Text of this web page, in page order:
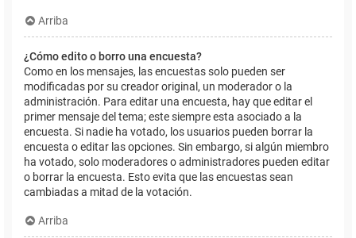
Arriba
¿Cómo edito o borro una encuesta?
Como en los mensajes, las encuestas solo pueden ser
modificadas por su creador original, un moderador o la
administración. Para editar una encuesta, hay que editar el
primer mensaje del tema; este siempre esta asociado a la
encuesta. Si nadie ha votado, los usuarios pueden borrar la
encuesta o editar las opciones. Sin embargo, si algún miembro
ha votado, solo moderadores o administradores pueden editar
o borrar la encuesta. Esto evita que las encuestas sean
cambiadas a mitad de la votación.
Arriba